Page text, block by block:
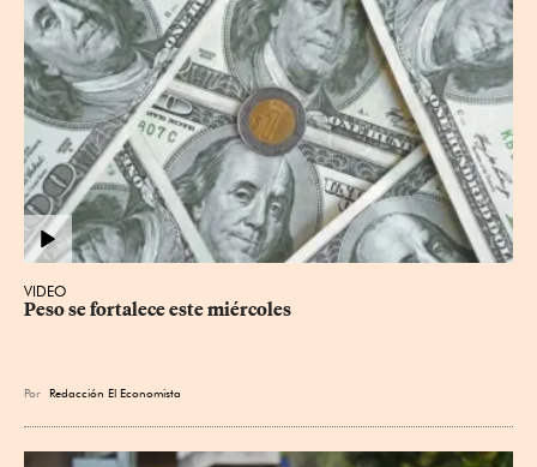
VIDEO
Peso se fortalece este miércoles
Por Redacción El Economista